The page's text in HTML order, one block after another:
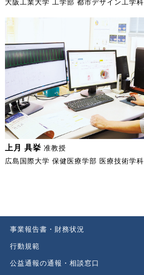
大阪工業大学 工学部 都市デザイン工学科
上月 具挙 准教授
広島国際大学 保健医療学部 医療技術学科
事業報告書・財務状況
行動規範
公益通報の通報・相談窓口